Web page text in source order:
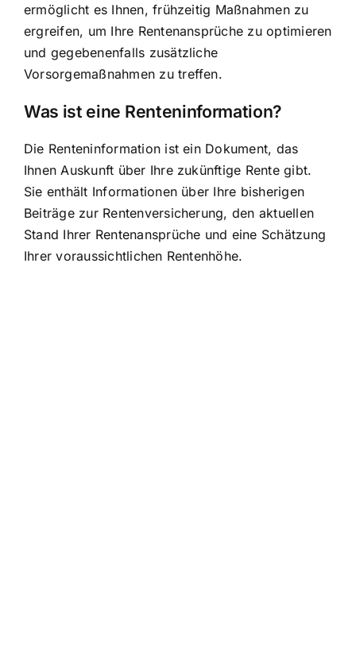
ermöglicht es Ihnen, frühzeitig Maßnahmen zu
ergreifen, um Ihre Rentenansprüche zu optimieren
und gegebenenfalls zusätzliche
Vorsorgemaßnahmen zu treffen.
Was ist eine Renteninformation?
Die Renteninformation ist ein Dokument, das
Ihnen Auskunft über Ihre zukünftige Rente gibt.
Sie enthält Informationen über Ihre bisherigen
Beiträge zur Rentenversicherung, den aktuellen
Stand Ihrer Rentenansprüche und eine Schätzung
Ihrer voraussichtlichen Rentenhöhe.